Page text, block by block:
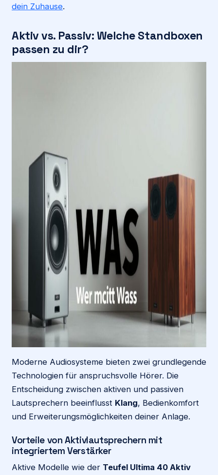
dein Zuhause.
Aktiv vs. Passiv: Welche Standboxen
passen zu dir?
Moderne Audiosysteme bieten zwei grundlegende
Technologien für anspruchsvolle Hörer. Die
Entscheidung zwischen aktiven und passiven
Lautsprechern beeinflusst Klang, Bedienkomfort
und Erweiterungsmöglichkeiten deiner Anlage.
Vorteile von Aktivlautsprechern mit
integriertem Verstärker
Aktive Modelle wie der Teufel Ultima 40 Aktiv